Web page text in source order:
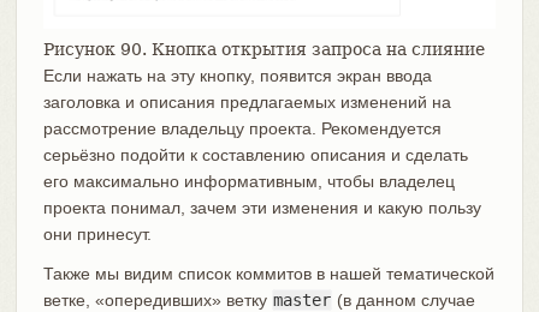
Рисунок 90. Кнопка открытия запроса на слияние
Если нажать на эту кнопку, появится экран ввода
заголовка и описания предлагаемых изменений на
рассмотрение владельцу проекта. Рекомендуется
серьёзно подойти к составлению описания и сделать
его максимально информативным, чтобы владелец
проекта понимал, зачем эти изменения и какую пользу
они принесут.
Также мы видим список коммитов в нашей тематической
ветке, «опередивших» ветку master (в данном случае